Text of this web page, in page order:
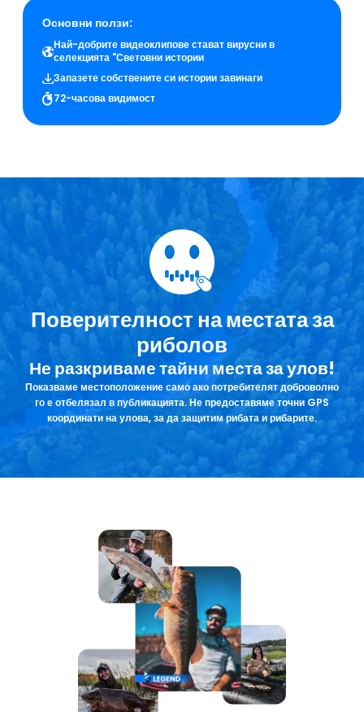
Основни ползи:
Най-добрите видеоклипове стават вирусни в
селекцията "Световни истории
Запазете собствените си истории завинаги
72-часова видимост
Поверителност на местата за
риболов
Не разкриваме тайни места за улов!
Показваме местоположение само ако потребителят доброволно
го е отбелязал в публикацията. Не предоставяме точни GPS
координати на улова, за да защитим рибата и рибарите.